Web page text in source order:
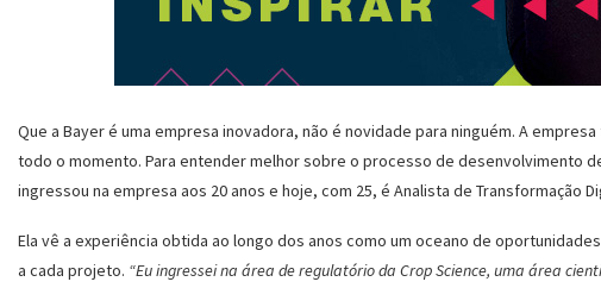
Que a Bayer é uma empresa inovadora, não é novidade para ninguém. A
todo o momento. Para entender melhor sobre o processo de desenvolvimento
ingressou na empresa aos 20 anos e hoje, com 25, é Analista de Transformação
Ela vê a experiência obtida ao longo dos anos como um oceano de
a cada projeto. “Eu ingressei na área de regulatório da Crop Science, uma área